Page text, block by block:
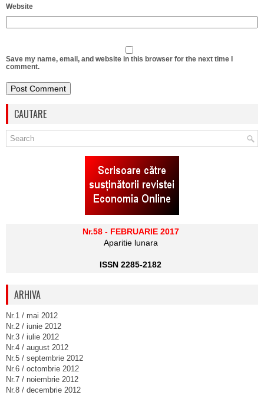
Website
Save my name, email, and website in this browser for the next time I
comment.
CAUTARE
Nr.58 - FEBRUARIE 2017
Aparitie lunara
ISSN 2285-2182
ARHIVA
Nr.1 / mai 2012
Nr.2 / iunie 2012
Nr.3 / iulie 2012
Nr.4 / august 2012
Nr.5 / septembrie 2012
Nr.6 / octombrie 2012
Nr.7 / noiembrie 2012
Nr.8 / decembrie 2012